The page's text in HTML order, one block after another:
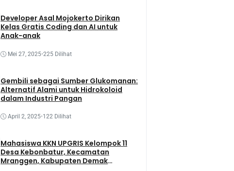
Developer Asal Mojokerto Dirikan
Kelas Gratis Coding dan AI untuk
Anak-anak
Mei 27, 2025•225 Dilihat
Gembili sebagai Sumber Glukomanan:
Alternatif Alami untuk Hidrokoloid
dalam Industri Pangan
April 2, 2025•122 Dilihat
Mahasiswa KKN UPGRIS Kelompok 11
Desa Kebonbatur, Kecamatan
Mranggen, Kabupaten Demak